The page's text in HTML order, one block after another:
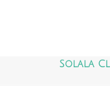
Solala